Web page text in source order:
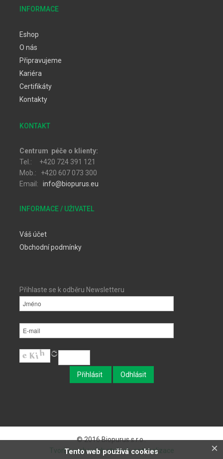
Tento web používá cookies ×
INFORMACE
Eshop
O nás
Připravujeme
Kariéra
Certifikáty
Kontakty
KONTAKT
Centrum péče o klienty:
Tel.: +420 724 391 121
Mob.: +420 607 073 300
Email: info@biopurus.eu
INFORMACE / UŽIVATEL
Váš účet
Obchodní podmínky
Přihlaste se k odběru Newsletteru
© 2016 Biopurus s.r.o..
Tvorba webových stránek, optimalizace